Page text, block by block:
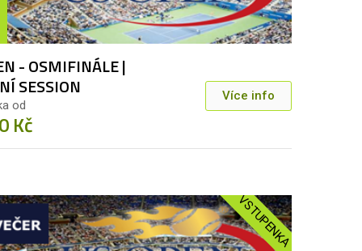
- OSMIFINÁLE |
SESSION
od
Kč
Více info
VSTUPENKA